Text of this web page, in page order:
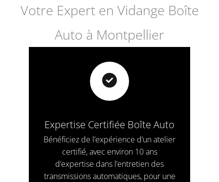
Votre Expert en Vidange Boîte
Auto à Montpellier
Expertise Certifiée Boîte Auto
Bénéficiez de l’expérience d’un atelier
certifié, avec environ 10 ans
d’expertise dans l’entretien des
transmissions automatiques, pour une